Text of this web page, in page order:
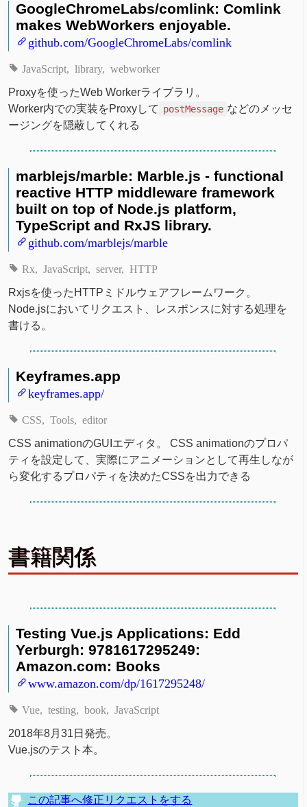
GoogleChromeLabs/comlink: Comlink
makes WebWorkers enjoyable.
github.com/GoogleChromeLabs/comlink
JavaScript library webworker
Proxyを使ったWeb Workerライブラリ。
Worker内での実装をProxyして postMessage などのメッセ
ージングを隠蔽してくれる
marblejs/marble: Marble.js - functional
reactive HTTP middleware framework
built on top of Node.js platform,
TypeScript and RxJS library.
github.com/marblejs/marble
Rx JavaScript server HTTP
Rxjsを使ったHTTPミドルウェアフレームワーク。
Node.jsにおいてリクエスト、レスポンスに対する処理を
書ける。
Keyframes.app
keyframes.app/
CSS Tools editor
CSS animationのGUIエディタ。 CSS animationのプロパ
ティを設定して、実際にアニメーションとして再生しなが
ら変化するプロパティを決めたCSSを出力できる
書籍関係
Testing Vue.js Applications: Edd
Yerburgh: 9781617295249:
Amazon.com: Books
www.amazon.com/dp/1617295248/
Vue testing book JavaScript
2018年8月31日発売。
Vue.jsのテスト本。
この記事へ修正リクエストをする